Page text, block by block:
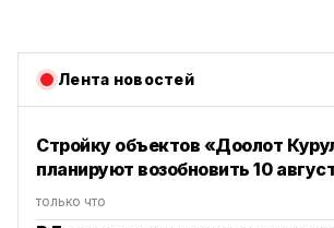
Лента новостей
Стройку объектов «Доолот
планируют возобновить 10
только что